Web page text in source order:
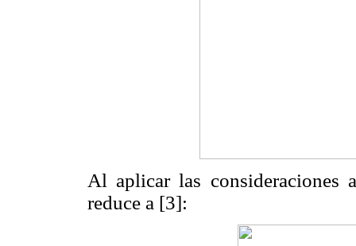
Al aplicar las consideraciones
reduce a [3]: